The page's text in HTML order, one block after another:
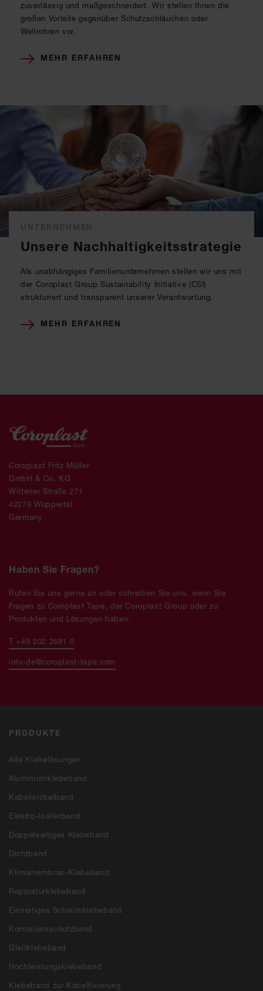
zuverlässig und maßgeschneidert. Wir stellen Ihnen die
großen Vorteile gegenüber Schutzschläuchen oder
Wellrohren vor.
MEHR ERFAHREN
Unsere Nachhaltigkeitsstrategie
Als unabhängiges Familienunternehmen stellen wir uns mit
der Coroplast Group Sustainability Initiative (CSI)
strukturiert und transparent unserer Verantwortung.
MEHR ERFAHREN
PRODUKTE
Alle Klebelösungen
Aluminiumklebeband
Kabelwickelband
Elektro-Isolierband
Doppelseitiges Klebeband
Dichtband
Klimamembran-Klebeband
Reparaturklebeband
Einseitiges Schaumklebeband
Korrosionsschutzband
Gleitklebeband
Hochleistungsklebeband
Klebeband zur Kabelfixierung
Coroplast Fritz Müller
GmbH & Co. KG
Wittener Straße 271
42279 Wuppertal
Germany
Haben Sie Fragen?
Rufen Sie uns gerne an oder schreiben Sie uns, wenn Sie
Fragen zu Coroplast Tape, der Coroplast Group oder zu
Produkten und Lösungen haben.
T +49 202 2681 0
info-de@coroplast-tape.com